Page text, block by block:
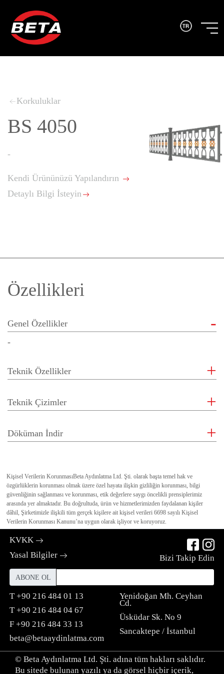
Korkuluklar
BS 4050
-
Kendi Ürününüzü Yapılandırın
Detaylı Bilgi İsteyin
Özellikleri
Genel Özellikler
-
Teknik Özellikler
Teknik Çizimler
Döküman İndir
Kişisel Verilerin KorunmasıBeta Aydınlatma Ltd. Şti. olarak başta temel hak ve
özgürlüklerin korunması olmak üzere özel hayata ilişkin gizliliğin korunması, bilgi
güvenliğinin sağlanması ve korunması, etik değerlere saygı öncelikli prensiplerimiz
arasında yer almaktadır. Bu doğrultuda, ürün ve hizmetlerimizden faydalanan kişiler
dâhil, Şirketimizle ilişkili tüm gerçek kişilere ait kişisel verileri 6698 sayılı Kişisel
T+90 216 484 01 13
T+90 216 484 04 67
F+90 216 484 33 13
beta@betaaydinlatma.com
Yenidoğan Mh. Ceyhan
Cd.
Üsküdar Sk. No 9
Sancaktepe / İstanbul
KVKK
Yasal Bilgiler
Bizi Takip Edin
ABONE OL
© Beta Aydınlatma Ltd. Şti. adına tüm hakları saklıdır.
Bu sitede bulunan yazılı ya da görsel hiçbir içerik,